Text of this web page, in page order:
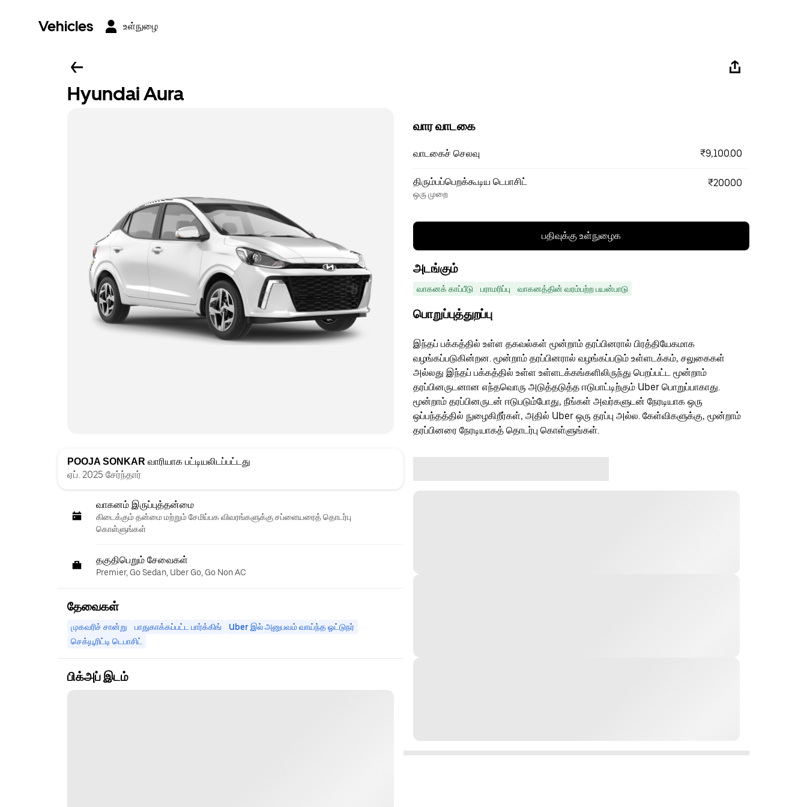
Vehicles உள்நுழை
Hyundai Aura
POOJA SONKAR வாரியாக பட்டியலிடப்பட்டது
ஏப். 2025 சேர்ந்தார்
வாகனம் இருப்புத்தன்மை
கிடைக்கும் தன்மை மற்றும் சேமிப்பக விவரங்களுக்கு சப்ளையரைத் தொடர்பு
கொள்ளுங்கள்
தகுதிபெறும் சேவைகள்
Premier, Go Sedan, Uber Go, Go Non AC
தேவைகள்
முகவரிச் சான்று பாதுகாக்கப்பட்ட பார்க்கிங்
Uber இல் அனுபவம் வாய்ந்த ஓட்டுநர்
செக்யூரிட்டி டெபாசிட்
பிக்அப் இடம்
வார வாடகை
வாடகைச் செலவு ₹9,100.00
திரும்பப்பெறக்கூடிய டெபாசிட்
ஒரு முறை
₹20000
பதிவுக்கு உள்நுழைக
அடங்கும்
வாகனக் காப்பீடு பராமரிப்பு வாகனத்தின் வரம்பற்ற பயன்பாடு
பொறுப்புத்துறப்பு
இந்தப் பக்கத்தில் உள்ள தகவல்கள் மூன்றாம் தரப்பினரால் பிரத்தியேகமாக
வழங்கப்படுகின்றன. மூன்றாம் தரப்பினரால் வழங்கப்படும் உள்ளடக்கம், சலுகைகள்
அல்லது இந்தப் பக்கத்தில் உள்ள உள்ளடக்கங்களிலிருந்து பெறப்பட்ட மூன்றாம்
தரப்பினருடனான எந்தவொரு அடுத்தடுத்த ஈடுபாட்டிற்கும் Uber பொறுப்பாகாது.
மூன்றாம் தரப்பினருடன் ஈடுபடும்போது, நீங்கள் அவர்களுடன் நேரடியாக ஒரு
ஒப்பந்தத்தில் நுழைகிறீர்கள், அதில் Uber ஒரு தரப்பு அல்ல. கேள்விகளுக்கு, மூன்றாம்
தரப்பினரை நேரடியாகத் தொடர்பு கொள்ளுங்கள்.